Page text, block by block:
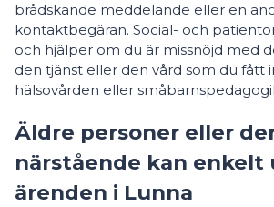
brådskande meddelande eller en
kontaktbegäran. Social- och
och hjälper om du är missnöjd med
den tjänst eller den vård som du fått
hälsovården eller
Äldre personer eller
närstående kan enkelt
ärenden i Lunna